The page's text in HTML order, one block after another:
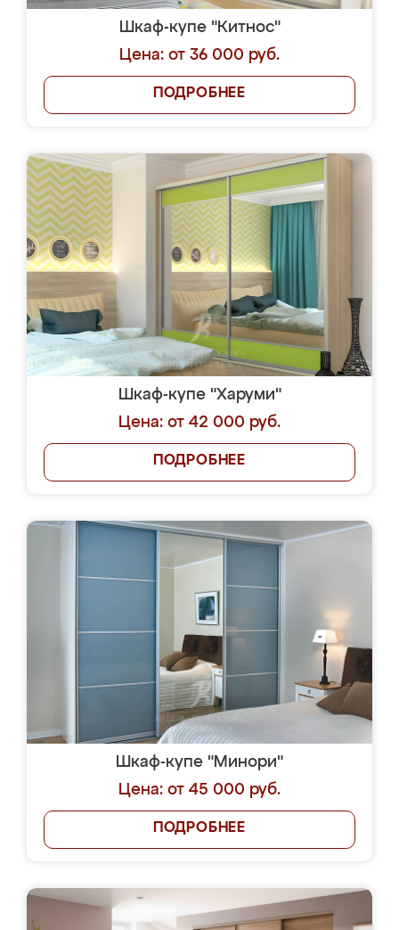
Шкаф-купе "Китнос"
Цена: от 36 000 руб.
ПОДРОБНЕЕ
Шкаф-купе "Харуми"
Цена: от 42 000 руб.
ПОДРОБНЕЕ
Шкаф-купе "Минори"
Цена: от 45 000 руб.
ПОДРОБНЕЕ